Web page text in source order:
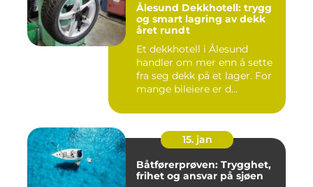
Ålesund Dekkhotell: trygg
og smart lagring av dekk
året rundt
Et dekkhotell i Ålesund
handler om mer enn å sette
fra seg dekk på et lager. For
mange bileiere er d...
15. jan
Båtførerprøven: Trygghet,
frihet og ansvar på sjøen